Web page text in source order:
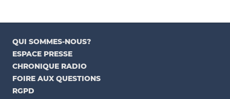
QUI SOMMES-NOUS?
ESPACE PRESSE
CHRONIQUE RADIO
FOIRE AUX QUESTIONS
RGPD